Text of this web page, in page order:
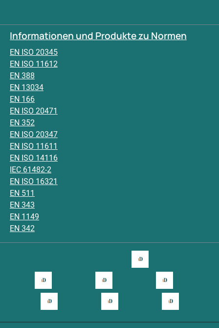
Informationen und Produkte zu Normen
EN ISO 20345
EN ISO 11612
EN 388
EN 13034
EN 166
EN ISO 20471
EN 352
EN ISO 20347
EN ISO 11611
EN ISO 14116
IEC 61482-2
EN ISO 16321
EN 511
EN 343
EN 1149
EN 342